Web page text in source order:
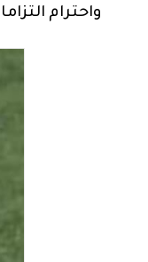
واحترام